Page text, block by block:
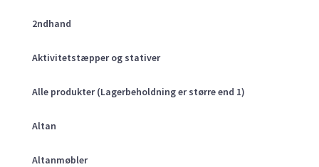
2ndhand
Aktivitetstæpper og stativer
Alle produkter (Lagerbeholdning er større end 1)
Altan
Altanmøbler